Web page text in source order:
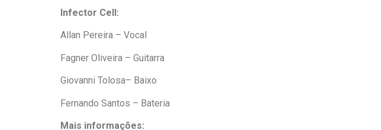
Infector Cell:
Allan Pereira – Vocal
Fagner Oliveira – Guitarra
Giovanni Tolosa– Baixo
Fernando Santos – Bateria
Mais informações: